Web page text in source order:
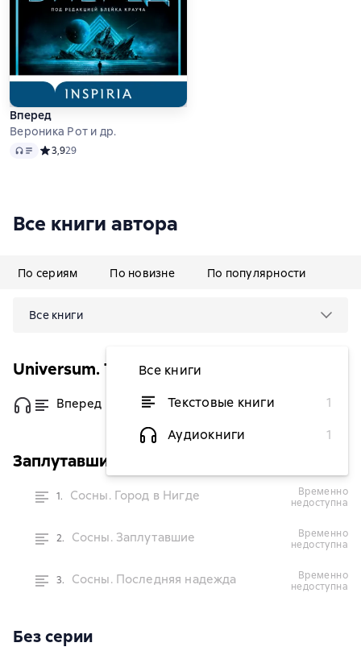
Вперед
Вероника Рот и др.
Аудио Средний рейтинг 3,9 на основе 29 оценок
3,929
Все книги автора
По сериям По новизне По популярности
Все книги
Все книги
Текстовые книги
1
Аудиокниги
1
Universum. Технотриллер
Вперед от 299 ₽
Заплутавшие Сосны
1. Сосны. Город в Нигде
временно
недоступна
2. Сосны. Заплутавшие
временно
недоступна
3. Сосны. Последняя надежда
временно
недоступна
Без серии